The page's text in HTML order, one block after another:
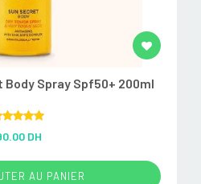
Spray Spf50+ 200ml
out of 5
DH
AU PANIER